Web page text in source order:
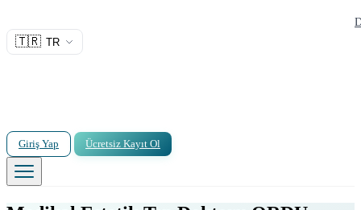
🇹🇷 TR
Giriş Yap Ücretsiz Kayıt Ol